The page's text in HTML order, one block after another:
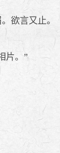
欲言又止。
片。”